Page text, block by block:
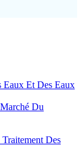
Eaux Et Des Eaux
Du
Des